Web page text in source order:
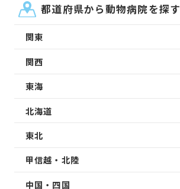
都道府県から動物病院を探す
関東
関西
東海
北海道
東北
甲信越・北陸
中国・四国